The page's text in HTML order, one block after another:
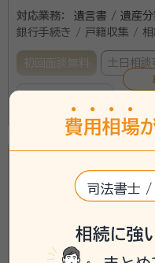
対応業務：
遺言書 / 遺産
銀行手続き / 戸籍収集 / 相
初回面談無料 土日相談
所属する専門家：
ステム監査人
一橋大学卒業 東京都
務の傍ら土曜日のみで経営学
監査に従事 カーネギーメロン
SFC研究所招聘・博士レ
西多摩地域を中心に出
この事務
JR中央線 立川駅北口
行政書士法人橋立
star starstar_half 4.80 5件
費用 相場
司法書士 /
相続に強